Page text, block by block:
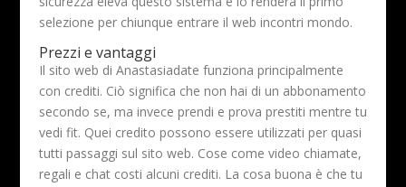
selezione per chiunque entrare il web incontri mondo.
Prezzi e vantaggi
Il sito web di Anastasiadate funziona principalmente
con crediti. Ciò significa che non hai di un abbonamento
secondo se, ma invece prendi e prova prestiti mentre tu
vedi fit. Quei credito possono essere utilizzati per quasi
tutti passaggi sul sito web. Cose come video chiamate,
regali e chat costi alcuni crediti. La cosa buona è che tu